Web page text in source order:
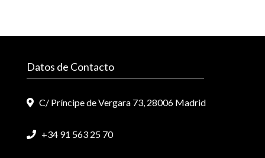
Datos de Contacto
C/ Príncipe de Vergara 73, 28006 Madrid
+34 91 563 25 70